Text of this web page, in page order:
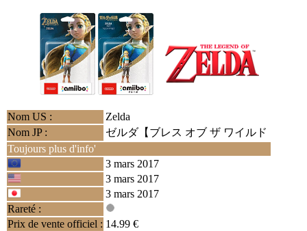
Nom US :
Zelda
Nom JP :
ゼルダ【ブレス オブ ザ ワイルド
Toujours plus d'info'
3 mars 2017
3 mars 2017
3 mars 2017
Rareté :
Prix de vente officiel : 14.99 €